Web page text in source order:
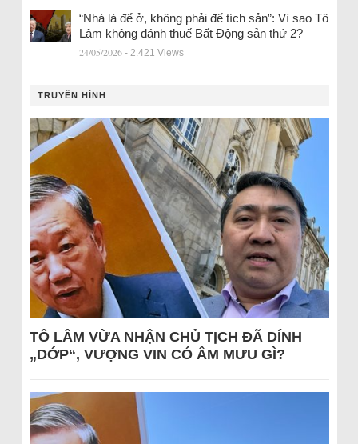
“Nhà là để ở, không phải để tích sản”: Vì sao Tô
Lâm không đánh thuế Bất Động sản thứ 2?
24/05/2026 - 2.421 Views
TRUYỀN HÌNH
TÔ LÂM VỪA NHẬN CHỦ TỊCH ĐÃ DÍNH
„DỚP“, VƯỢNG VIN CÓ ÂM MƯU GÌ?